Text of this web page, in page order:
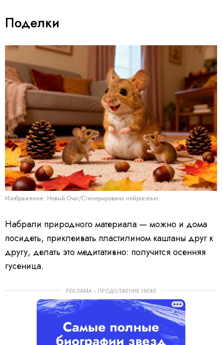
Поделки
Изображение: Новый Очаг/Сгенерировано нейросетью
Набрали природного материала — можно и дома
посидеть, приклеивать пластилином каштаны друг к
другу, делать это медитативно: получится осенняя
гусеница.
РЕКЛАМА – ПРОДОЛЖЕНИЕ НИЖЕ